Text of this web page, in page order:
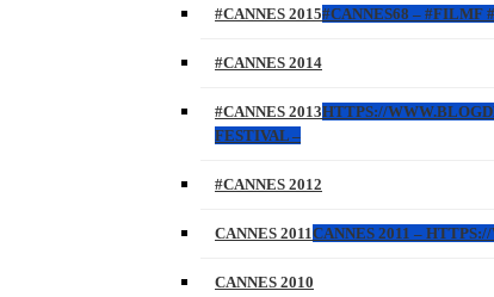
#CANNES 2015#CANNES68 – #FILMF
#CANNES 2014
#CANNES 2013HTTPS://
FESTIVAL –
#CANNES 2012
CANNES 2011CANNES 2011 –
CANNES 2010